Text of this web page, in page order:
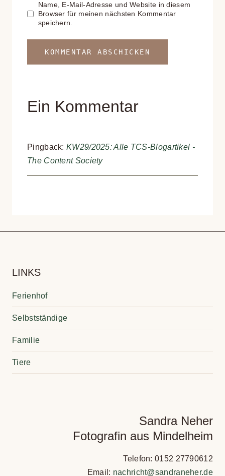
Name, E-Mail-Adresse und Website in diesem
Browser für meinen nächsten Kommentar
speichern.
Ein Kommentar
Pingback: KW29/2025: Alle TCS-Blogartikel -
The Content Society
LINKS
Feri­en­hof
Selbst­stän­dige
Fami­lie
Tiere
Sandra Neher
Fotografin aus Mindelheim
Telefon: 0152 27790612
Email: nachricht@sandraneher.de